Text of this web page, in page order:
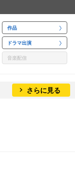
作品
ドラマ出演
音楽配信
さらに見る